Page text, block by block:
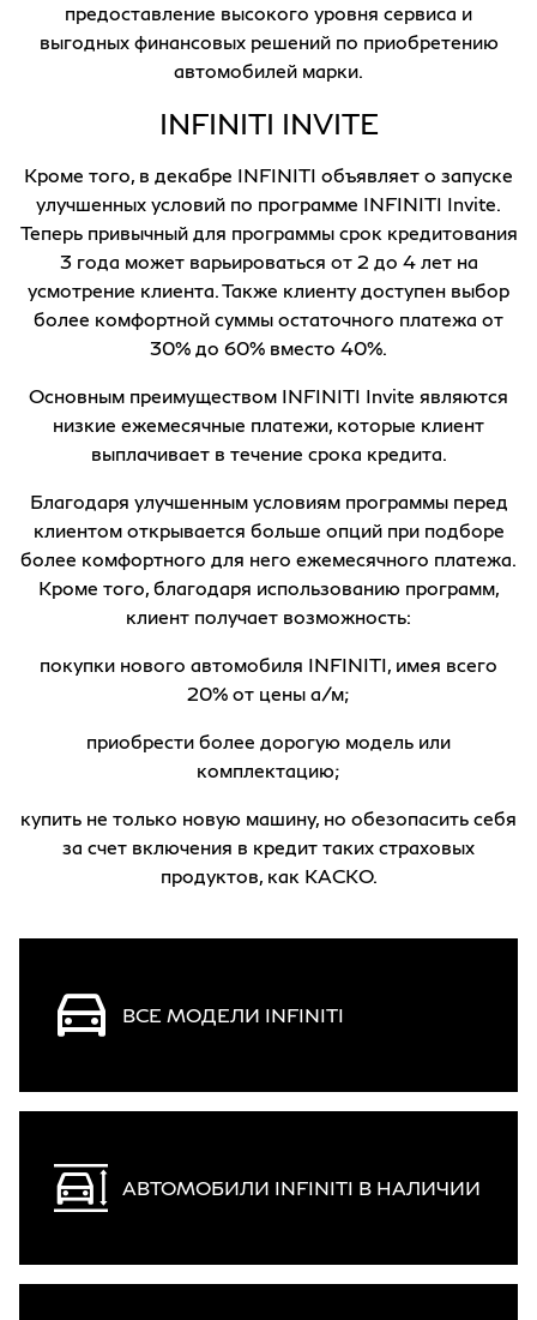
предоставление высокого уровня сервиса и
выгодных финансовых решений по приобретению
автомобилей марки.
INFINITI INVITE
Кроме того, в декабре INFINITI объявляет о запуске
улучшенных условий по программе INFINITI Invite.
Теперь привычный для программы срок кредитования
3 года может варьироваться от 2 до 4 лет на
усмотрение клиента. Также клиенту доступен выбор
более комфортной суммы остаточного платежа от
30% до 60% вместо 40%.
Основным преимуществом INFINITI Invite являются
низкие ежемесячные платежи, которые клиент
выплачивает в течение срока кредита.
Благодаря улучшенным условиям программы перед
клиентом открывается больше опций при подборе
более комфортного для него ежемесячного платежа.
Кроме того, благодаря использованию программ,
клиент получает возможность:
покупки нового автомобиля INFINITI, имея всего
20% от цены а/м;
приобрести более дорогую модель или
комплектацию;
купить не только новую машину, но обезопасить себя
за счет включения в кредит таких страховых
продуктов, как КАСКО.
ВСЕ МОДЕЛИ INFINITI
АВТОМОБИЛИ INFINITI В НАЛИЧИИ